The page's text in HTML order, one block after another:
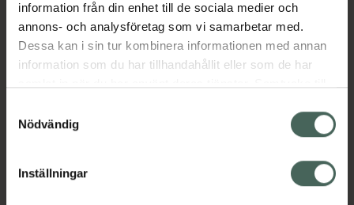
information från din enhet till de sociala medier och
annons- och analysföretag som vi samarbetar med.
Dessa kan i sin tur kombinera informationen med annan
information som du har tillhandahållit eller som de har
återkalla ditt samtycke via webbplatsens
cookieinställningar. Ett återkallat samtycke påverkar inte
lagligheten av behandling som skett innan återkallelsen.
Nödvändig
Inställningar
Läs alltid bipacksedeln innan
användning.
EAN:
07319900305485
Bipacksedel från FASS Visa